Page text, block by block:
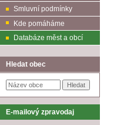
Smluvní podmínky
Kde pomáháme
Databáze měst a obcí
Hledat obec
E-mailový zpravodaj